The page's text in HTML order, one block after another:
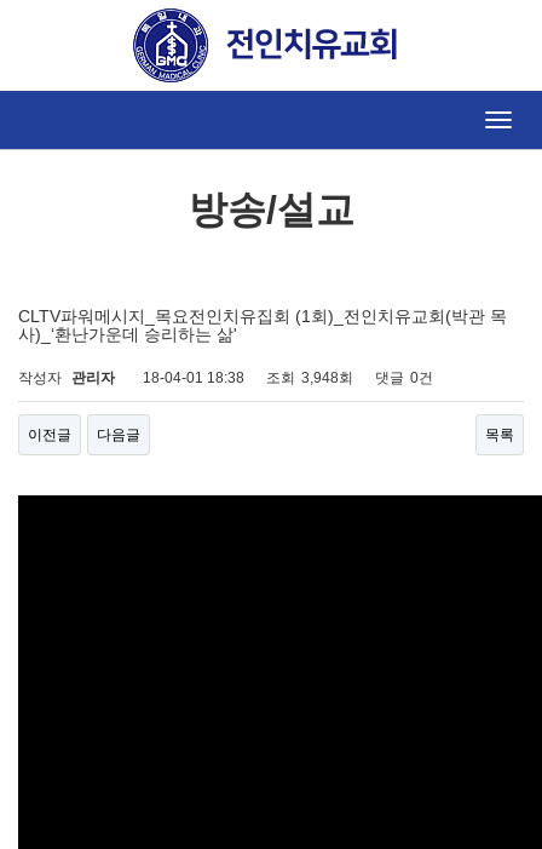
Toggle
방송/설교
CLTV파워메시지_목요전인치유집회 (1회)_전인치유교회(박관 목
사)_‘환난가운데 승리하는 삶'
작성자 관리자 18-04-01 18:38 조회 3,948회 댓글 0건
이전글 다음글 목록